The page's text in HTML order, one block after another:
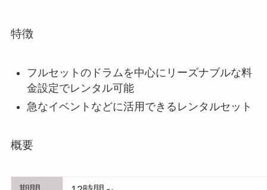
特徴
フルセットのドラムを中心にリーズナブルな料
金設定でレンタル可能
急なイベントなどに活用できるレンタルセット
概要